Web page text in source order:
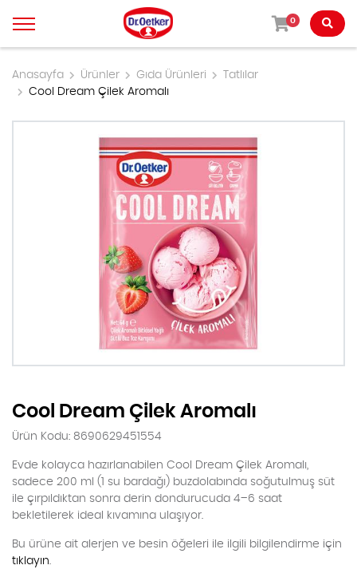
0
Anasayfa Ürünler Gıda Ürünleri
Tatlılar
Cool Dream Çilek Aromalı
Cool Dream Çilek Aromalı
Ürün Kodu: 8690629451554
Evde kolayca hazırlanabilen Cool Dream Çilek Aromalı,
sadece 200 ml (1 su bardağı) buzdolabında soğutulmuş süt
ile çırpıldıktan sonra derin dondurucuda 4–6 saat
bekletilerek ideal kıvamına ulaşıyor.
Bu ürüne ait alerjen ve besin öğeleri ile ilgili bilgilendirme için
tıklayın